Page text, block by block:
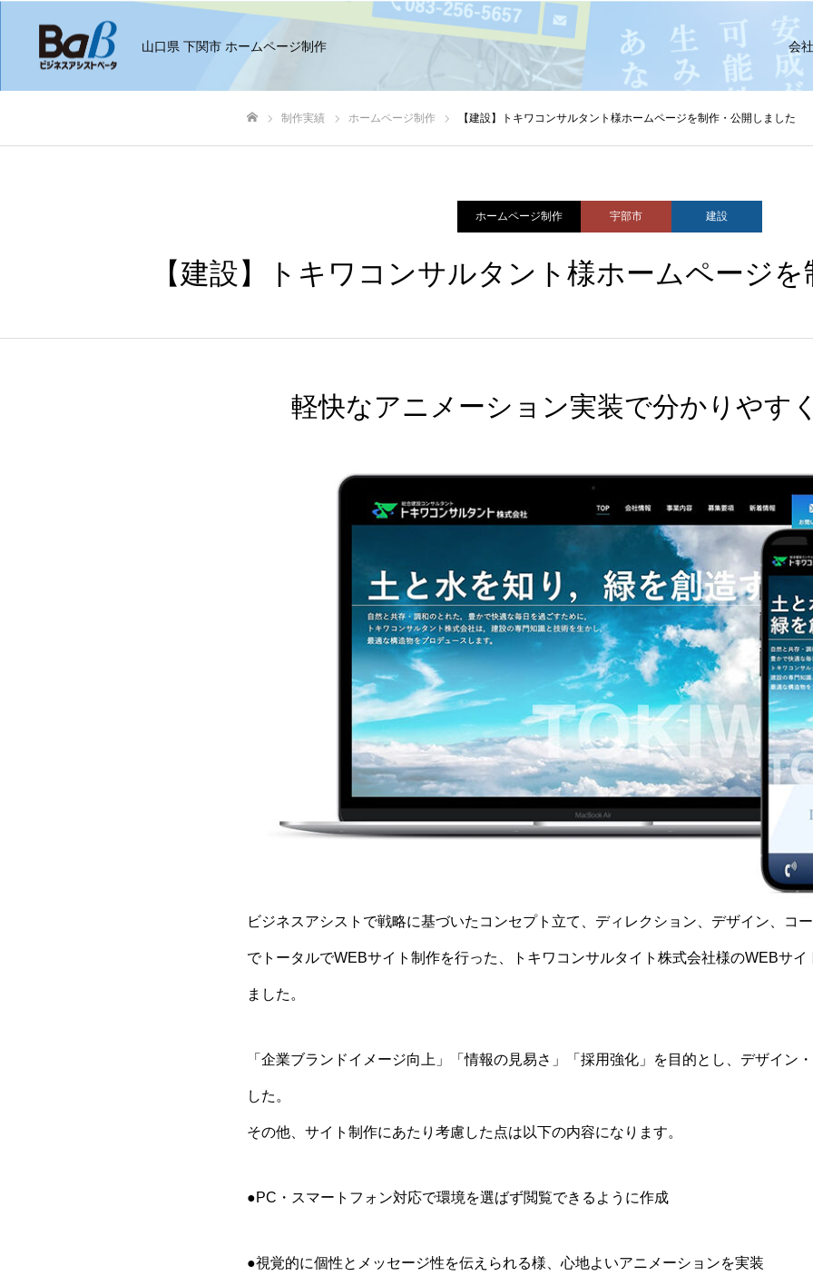
山口県 下関市 ホームページ制作 会
制作実績 ホームページ制作 【建設】トキワコンサルタント様ホームページを制作・公開しました
ホームページ制作 宇部市 建設
【建設】トキワコンサルタント様ホームページ
軽快なアニメーション実装で分かりやす
ビジネスアシストで戦略に基づいたコンセプト立て、ディレクション、デザイン、コ
でトータルでWEBサイト制作を行った、トキワコンサルタイト株式会社様のWEBサ
ました。
「企業ブランドイメージ向上」「情報の見易さ」「採用強化」を目的とし、デザイン
した。
その他、サイト制作にあたり考慮した点は以下の内容になります。
●PC・スマートフォン対応で環境を選ばず閲覧できるように作成
●視覚的に個性とメッセージ性を伝えられる様、心地よいアニメーションを実装